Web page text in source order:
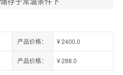
产品价格： ￥2400.0
产品价格： ￥288.0